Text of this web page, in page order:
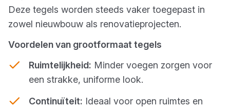
Deze tegels worden steeds vaker toegepast in
zowel nieuwbouw als renovatieprojecten.
Voordelen van grootformaat tegels
Ruimtelijkheid: Minder voegen zorgen voor
een strakke, uniforme look.
Continuïteit: Ideaal voor open ruimtes en